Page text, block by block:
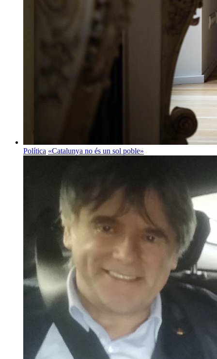
Política «Catalunya no és un sol poble»